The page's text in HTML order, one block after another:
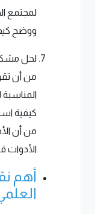
لمجتمع
ووضح
لحل
من أن
كيفية
من أن
الأدوات
أهم